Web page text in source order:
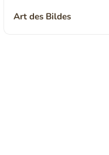
Art des Bildes